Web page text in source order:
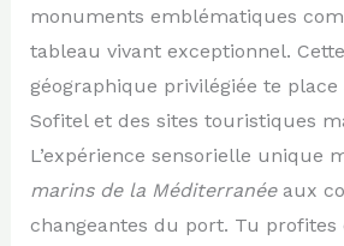
monuments emblématiques
tableau vivant exceptionnel.
géographique privilégiée te
Sofitel et des sites touristiques
L’expérience sensorielle unique
marins de la Méditerranéeaux
changeantes du port. Tu profites